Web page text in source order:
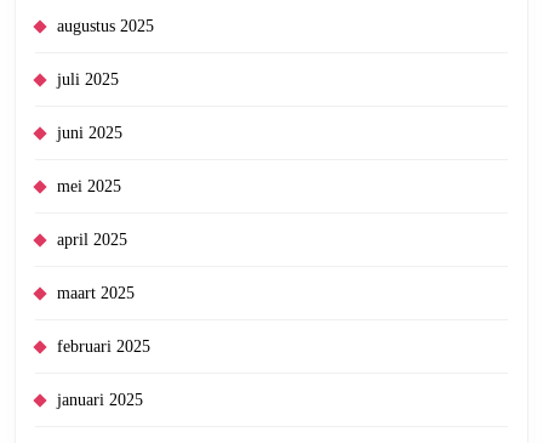
augustus 2025
juli 2025
juni 2025
mei 2025
april 2025
maart 2025
februari 2025
januari 2025